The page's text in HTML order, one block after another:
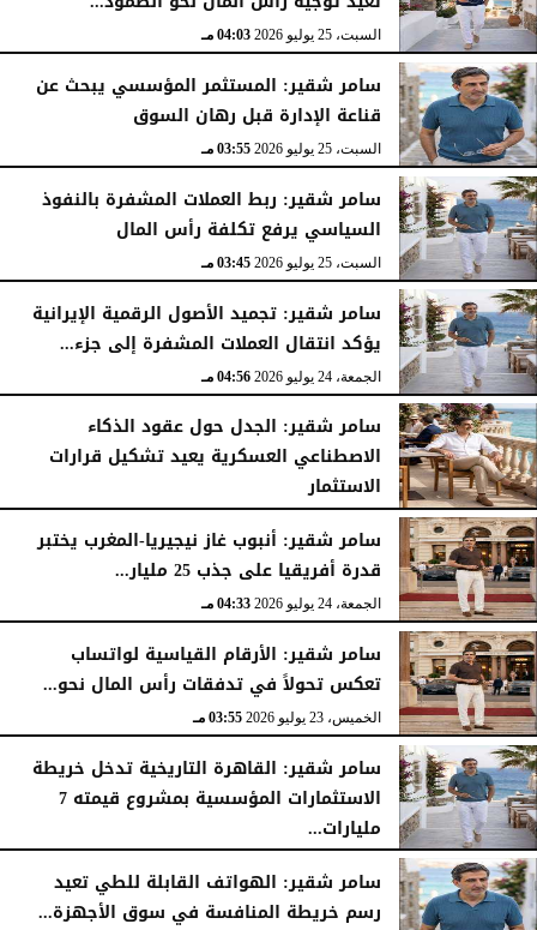
السبت، 25 يوليو 2026 04:03 مـ
سامر شقير: المستثمر المؤسسي يبحث عن
قناعة الإدارة قبل رهان السوق
السبت، 25 يوليو 2026 03:55 مـ
سامر شقير: ربط العملات المشفرة بالنفوذ
السياسي يرفع تكلفة رأس المال
السبت، 25 يوليو 2026 03:45 مـ
سامر شقير: تجميد الأصول الرقمية الإيرانية
يؤكد انتقال العملات المشفرة إلى جزء...
الجمعة، 24 يوليو 2026 04:56 مـ
سامر شقير: الجدل حول عقود الذكاء
الاصطناعي العسكرية يعيد تشكيل قرارات
الاستثمار
الجمعة، 24 يوليو 2026 04:45 مـ
سامر شقير: أنبوب غاز نيجيريا-المغرب يختبر
قدرة أفريقيا على جذب 25 مليار...
الجمعة، 24 يوليو 2026 04:33 مـ
سامر شقير: الأرقام القياسية لواتساب
تعكس تحولاً في تدفقات رأس المال نحو...
الخميس، 23 يوليو 2026 03:55 مـ
سامر شقير: القاهرة التاريخية تدخل خريطة
الاستثمارات المؤسسية بمشروع قيمته 7
مليارات...
الخميس، 23 يوليو 2026
سامر شقير: الهواتف القابلة للطي تعيد
رسم خريطة المنافسة في سوق الأجهزة...